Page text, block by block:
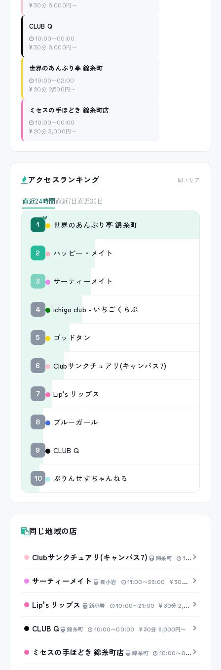
30分 6,000円〜
CLUB Q
10:00〜00:00
30分 6,000円〜
世界のあんぷり亭 錦糸町
10:00〜02:00
20分 2,500円〜
ミセスの手ほどき 錦糸町店
10:00〜00:00
20分 3,000円〜
アクセスランキング 同エリア
直近24時間直近7日直近30日
1 世界のあんぷり亭 錦糸町
2 ハッピー・メイト
3 サーティーメイト
4 ichigo club - いちごくらぶ
5 ゴッドタン
6 Clubサンクチュアリ(キャンパス7)
7 Lip's リップス
8 ブルーガール
9 CLUB Q
10 ぷりんせすちゃんねる
同じ地域の店
Clubサンクチュアリ(キャンパス7) 錦糸町 11:00〜17:00
サーティーメイト 新小岩 11:00〜23:00 30分 5,000円〜
Lip's リップス 新小岩 10:00〜21:00 30分 2,000円〜
CLUB Q 錦糸町 10:00〜00:00 30分 6,000円〜
ミセスの手ほどき 錦糸町店 錦糸町 10:00〜00:00